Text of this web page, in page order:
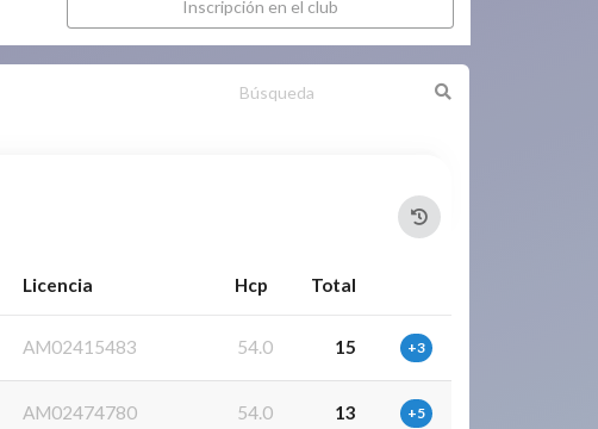
Inscripción en el club
Licencia Hcp Total
AM02415483 54.0 15 +3
AM02474780 54.0 13 +5